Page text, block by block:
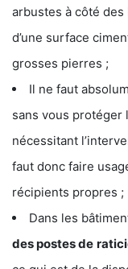
arbustes à côté
d’une surface
grosses pierres ;
Il ne faut
sans vous protéger
nécessitant
faut donc faire
récipients propres ;
Dans les
des postes de